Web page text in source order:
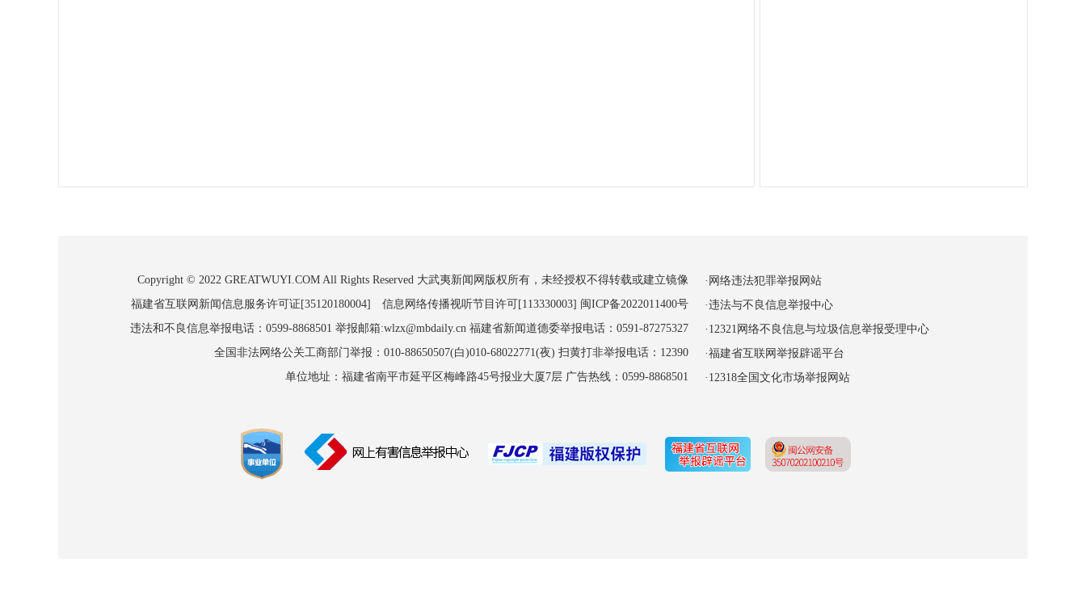
Copyright © 2022 GREATWUYI.COM All Rights Reserved 大武夷新闻网版权所有，未经授权不得转载或建立镜像
福建省互联网新闻信息服务许可证[35120180004] 信息网络传播视听节目许可[113330003] 闽ICP备2022011400号
违法和不良信息举报电话：0599-8868501 举报邮箱:wlzx@mbdaily.cn 福建省新闻道德委举报电话：0591-87275327
全国非法网络公关工商部门举报：010-88650507(白)010-68022771(夜) 扫黄打非举报电话：12390
单位地址：福建省南平市延平区梅峰路45号报业大厦7层 广告热线：0599-8868501
·网络违法犯罪举报网站
·违法与不良信息举报中心
·12321网络不良信息与垃圾信息举报受理中心
·福建省互联网举报辟谣平台
·12318全国文化市场举报网站